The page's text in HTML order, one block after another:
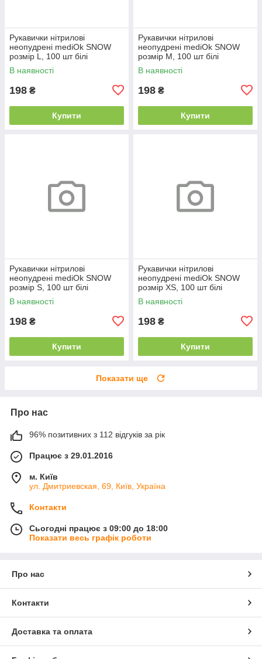
Рукавички нітрилові
неопудрені mediOk SNOW
розмір L, 100 шт білі
В наявності
198 ₴
Купити
Рукавички нітрилові
неопудрені mediOk SNOW
розмір M, 100 шт білі
В наявності
198 ₴
Купити
Рукавички нітрилові
неопудрені mediOk SNOW
розмір S, 100 шт білі
В наявності
198 ₴
Купити
Рукавички нітрилові
неопудрені mediOk SNOW
розмір XS, 100 шт білі
В наявності
198 ₴
Купити
Показати ще
Про нас
96% позитивних з 112 відгуків за рік
Працює з 29.01.2016
м. Київ
ул. Дмитриевская, 69, Київ, Україна
Контакти
Сьогодні працює з 09:00 до 18:00
Показати весь графік роботи
Про нас
Контакти
Доставка та оплата